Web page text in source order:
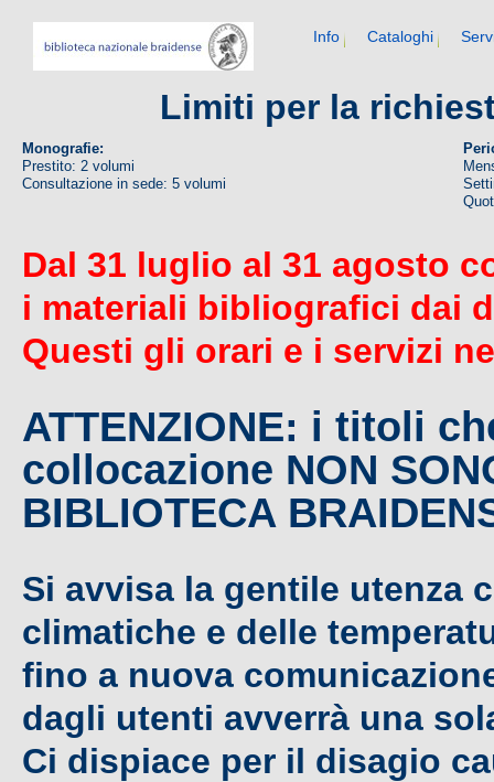
Info Cataloghi
Limiti per la
Monografie:
Prestito: 2 volumi
Consultazione in sede: 5 volumi
Dal 31 luglio al 31 agosto
i materiali bibliografici dai
Questi gli orari e i servizi
ATTENZIONE: i titoli
collocazione NON
BIBLIOTECA
Si avvisa la gentile utenza
climatiche e delle
fino a nuova
dagli utenti avverrà una
Ci dispiace per il disagio